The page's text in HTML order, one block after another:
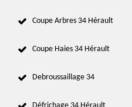
Coupe Arbres 34 Hérault
Coupe Haies 34 Hérault
Debroussaillage 34